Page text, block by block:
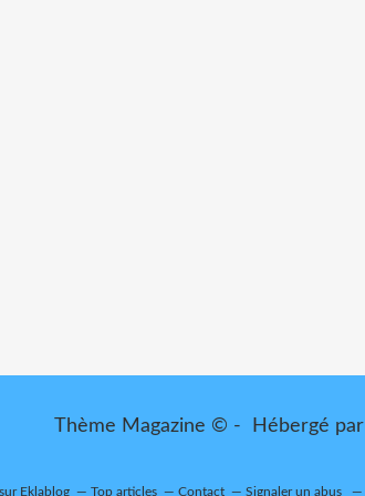
Thème Magazine © - Hébergé par
Eklablog Top articles Contact Signaler un abus